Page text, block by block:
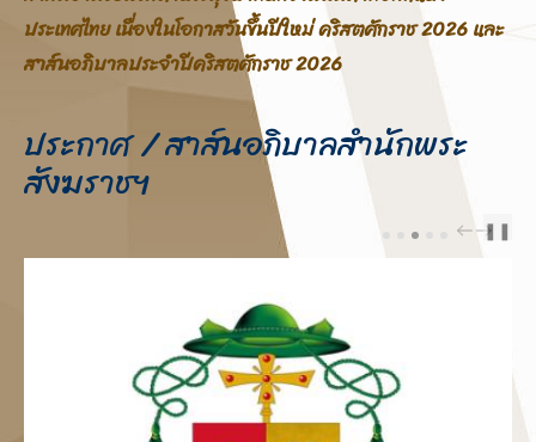
ประเทศไทย โอกาสสมโภชพระคริสตสมภพ คริสตศักราช 2025
ประกาศ / สาส์นอภิบาลสำนักพระ
สังฆราชฯ
PREV
NEXT
❚❚